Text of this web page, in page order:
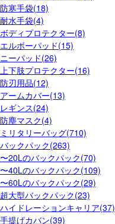
防寒手袋(18)
耐水手袋(4)
ボディプロテクター(8)
エルボーパッド(15)
ニーパッド(26)
上下肢プロテクター(16)
防刃用品(12)
アームカバー(13)
レギンス(24)
防塵マスク(4)
ミリタリーバッグ(710)
バックパック(263)
〜20Lのバックパック(70)
〜40Lのバックパック(109)
〜60Lのバックパック(29)
超大型バックパック(23)
ハイドレーションキャリア(37)
手提げカバン(39)